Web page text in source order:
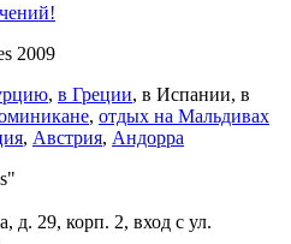
2009
, в Греции, в Испании, в
, отдых на Мальдивах
, Австрия, Андорра
д. 29, корп. 2, вход с ул.